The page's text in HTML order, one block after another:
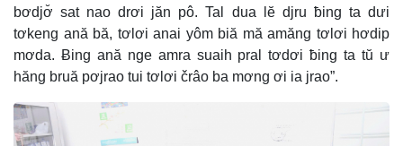
bơdjơ̆ sat nao drơi jăn pô. Tal dua lĕ djru ƀing ta dưi
tơkeng ană bă, tơlơi anai yôm biă mă amăng tơlơi hơdip
mơda. Ƀing ană nge amra suaih pral tơdơi ƀing ta tŭ ư
hăng bruă pơjrao tui tơlơi črâo ba mơng ơi ia jrao”.